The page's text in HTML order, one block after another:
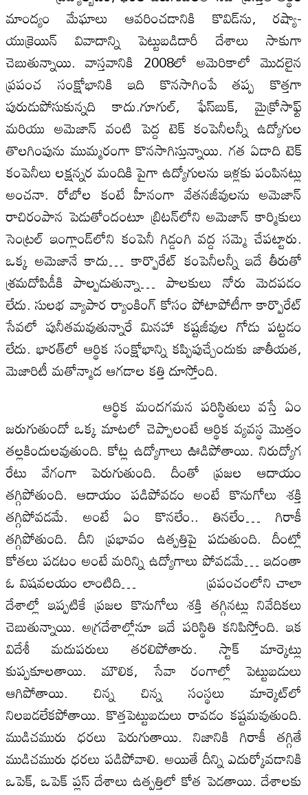
మాంద్యం మేఘాలు ఆవరించడానికి కొవిడ్‌ను, రష్యా-
యుక్రెయిన్‌ వివాదాన్ని పెట్టుబడిదారీ దేశాలు సాకుగా
చెబుతున్నాయి. వాస్తవానికి 2008లో అమెరికాలో మొదలైన
ప్రపంచ సంక్షోభానికి ఇది కొనసాగింపే తప్ప కొత్తగా
పురుడుపోసుకున్నది కాదు.గూగుల్‌, ఫేస్‌బుక్‌, మైక్రోసాఫ్ట్‌
మరియు అమెజాన్‌ వంటి పెద్ద టెక్‌ కంపెనీలన్నీ ఉద్యోగుల
తొలగింపును ముమ్మరంగా కొనసాగిస్తున్నాయి. గత ఏడాది టెక్‌
కంపెనీలు లక్షన్నర మందికి పైగా ఉద్యోగులను ఇళ్లకు పంపినట్లు
అంచనా. రోబోల కంటే హీనంగా వేతనజీవులను అమెజాన్‌
రాచిరంపాన పెడుతోందంటూ బ్రిటన్‌లోని అమెజాన్‌ కార్మికులు
సెంట్రల్‌ ఇంగ్లాండ్‌లోని కంపెనీ గిడ్డంగి వద్ద సమ్మె చేపట్టారు.
ఒక్క అమెజానే కాదు… కార్పొరేట్‌ కంపెనీలన్నీ ఇదే తీరుతో
శ్రమదోపిడీకి పాల్పడుతున్నా… పాలకులు నోరు మెదపడం
లేదు. సులభ వ్యాపార ర్యాంకింగ్‌ కోసం పోటాపోటీగా కార్పొరేట్‌
సేవలో పునీతమవుతున్నారే మినహా కష్టజీవుల గోడు పట్టడం
లేదు. భారత్‌లో ఆర్థిక సంక్షోభాన్ని కప్పిపుచ్చేందుకు జాతీయత,
మెజారిటీ మతోన్మాద ఆగడాల కత్తి దూస్తోంది.
ఆర్థిక మందగమన పరిస్థితులు వస్తే ఏం
జరుగుతుందో ఒక్క మాటలో చెప్పాలంటే ఆర్థిక వ్యవస్థ మొత్తం
తల్లకిందులవుతుంది. కోట్ల ఉద్యోగాలు ఊడిపోతాయి. నిరుద్యోగ
రేటు వేగంగా పెరుగుతుంది. దీంతో ప్రజల ఆదాయం
తగ్గిపోతుంది. ఆదాయం పడిపోవడం అంటే కొనుగోలు శక్తి
తగ్గిపోవడమే. అంటే ఏం కొనలేం.. తినలేం… గిరాకీ
తగ్గిపోతుంది. దీని ప్రభావం ఉత్పత్తిపై పడుతుంది. దీంట్లో
కోతలు పడటం అంటే మరిన్ని ఉద్యోగాలు పోవడమే… ఇదంతా
ఓ విషవలయం లాంటిది… ప్రపంచంలోని చాలా
దేశాల్లో ఇప్పటికే ప్రజల కొనుగోలు శక్తి తగ్గినట్లు నివేదికలు
చెబుతున్నాయి. అగ్రదేశాల్లోనూ ఇదే పరిస్థితి కనిపిస్తోంది. ఇక
విదేశీ మదుపరులు తరలిపోతారు. స్టాక్‌ మార్కెట్లు
కుప్పకూలతాయి. మౌలిక, సేవా రంగాల్లో పెట్టుబడులు
ఆగిపోతాయి. చిన్న చిన్న సంస్థలు మార్కెట్‌లో
నిలబడలేకపోతాయి. కొత్తపెట్టుబడులు రావడం కష్టమవుతుంది.
ముడిచమురు ధరలు పెరుగుతాయి. నిజానికి గిరాకీ తగ్గితే
ముడిచమురు ధరలు పడిపోవాలి. అయితే దీన్ని ఎదుర్కోవడానికి
ఒపెక్‌, ఒపెక్‌ ప్లస్‌ దేశాలు ఉత్పత్తిలో కోత పెడతాయి. దేశాలకు